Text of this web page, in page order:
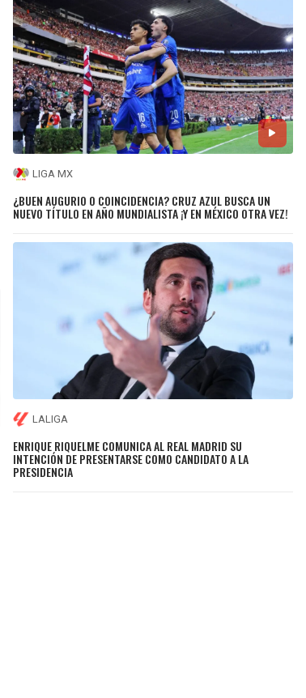
LIGA MX
¿BUEN AUGURIO O COINCIDENCIA? CRUZ AZUL BUSCA UN
NUEVO TÍTULO EN AÑO MUNDIALISTA ¡Y EN MÉXICO OTRA VEZ!
LALIGA
ENRIQUE RIQUELME COMUNICA AL REAL MADRID SU
INTENCIÓN DE PRESENTARSE COMO CANDIDATO A LA
PRESIDENCIA